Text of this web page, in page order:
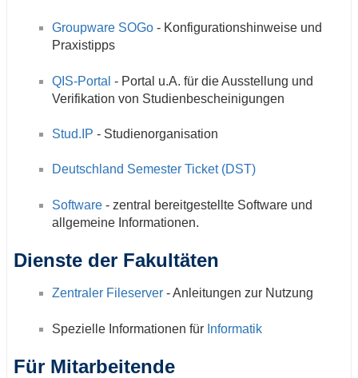
Groupware SOGo - Konfigurationshinweise und
Praxistipps
QIS-Portal - Portal u.A. für die Ausstellung und
Verifikation von Studienbescheinigungen
Stud.IP - Studienorganisation
Deutschland Semester Ticket (DST)
Software - zentral bereitgestellte Software und
allgemeine Informationen.
Dienste der Fakultäten
Zentraler Fileserver - Anleitungen zur Nutzung
Spezielle Informationen für Informatik
Für Mitarbeitende